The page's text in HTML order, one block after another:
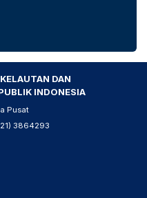
DAN
INDONESIA
Pusat
3864293